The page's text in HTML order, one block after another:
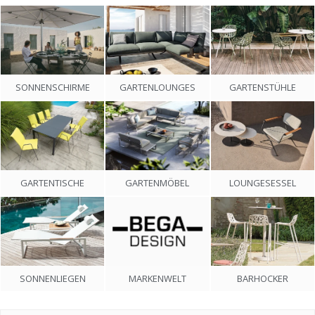
SONNENSCHIRME GARTENLOUNGES GARTENSTÜHLE
GARTENTISCHE GARTENMÖBEL LOUNGESESSEL
SONNENLIEGEN MARKENWELT BARHOCKER